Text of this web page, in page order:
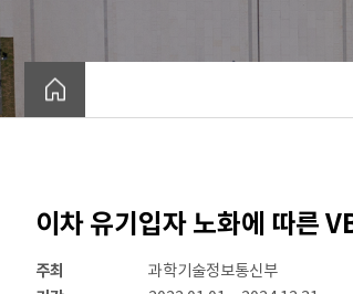
이차 유기입자 노화에 따른
주최 과학기술정보통신부